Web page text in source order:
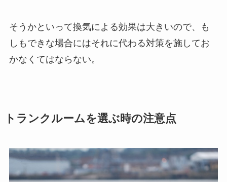
そうかといって換気による効果は大きいので、も
しもできな場合にはそれに代わる対策を施してお
かなくてはならない。
トランクルームを選ぶ時の注意点